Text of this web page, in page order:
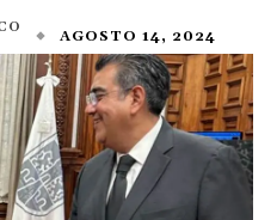
AGOSTO 14, 2024